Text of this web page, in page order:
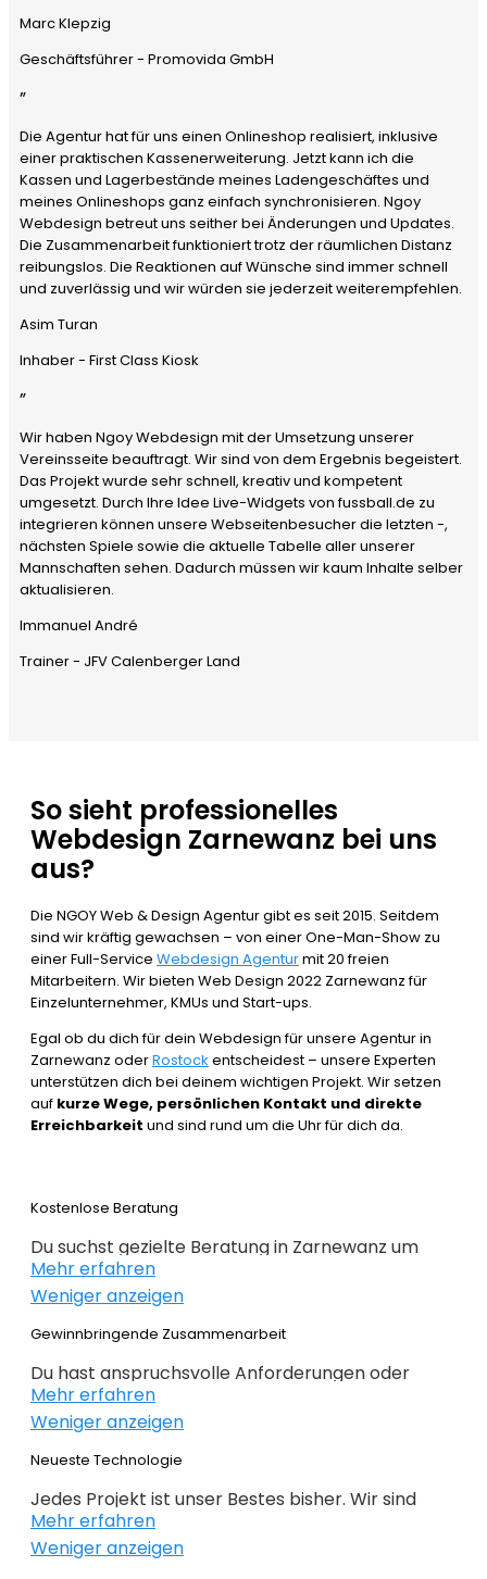
Marc Klepzig
Geschäftsführer - Promovida GmbH
”
Die Agentur hat für uns einen Onlineshop realisiert, inklusive
einer praktischen Kassenerweiterung. Jetzt kann ich die
Kassen und Lagerbestände meines Ladengeschäftes und
meines Onlineshops ganz einfach synchronisieren. Ngoy
Webdesign betreut uns seither bei Änderungen und Updates.
Die Zusammenarbeit funktioniert trotz der räumlichen Distanz
reibungslos. Die Reaktionen auf Wünsche sind immer schnell
und zuverlässig und wir würden sie jederzeit weiterempfehlen.
Asim Turan
Inhaber - First Class Kiosk
”
Wir haben Ngoy Webdesign mit der Umsetzung unserer
Vereinsseite beauftragt. Wir sind von dem Ergebnis begeistert.
Das Projekt wurde sehr schnell, kreativ und kompetent
umgesetzt. Durch Ihre Idee Live-Widgets von fussball.de zu
integrieren können unsere Webseitenbesucher die letzten -,
nächsten Spiele sowie die aktuelle Tabelle aller unserer
Mannschaften sehen. Dadurch müssen wir kaum Inhalte selber
aktualisieren.
Immanuel André
Trainer - JFV Calenberger Land
So sieht professionelles
Webdesign Zarnewanz bei uns
aus?
Die NGOY Web & Design Agentur gibt es seit 2015. Seitdem
sind wir kräftig gewachsen – von einer One-Man-Show zu
einer Full-Service Webdesign Agenturmit 20 freien
Mitarbeitern. Wir bieten Web Design 2022 Zarnewanz für
Einzelunternehmer, KMUs und Start-ups.
Egal ob du dich für dein Webdesign für unsere Agentur in
Zarnewanz oderRostock entscheidest – unsere Experten
unterstützen dich bei deinem wichtigen Projekt. Wir setzen
auf kurze Wege, persönlichen Kontakt und direkte
Erreichbarkeit und sind rund um die Uhr für dich da.
Kostenlose Beratung
Du suchst gezielte Beratung in Zarnewanz um
erfolgreich im Webdesign 2022 zu sein. Wir
beraten dich kostenlos und individuell zu
Webdesign, E-Commerce,
was mit Internet zu tun hat. Du weißt noch nicht
genau wo du bei deiner Online Präsenz anfangen
sollst oder wie es weitergeht, dann bist du genau
bei derrichtigen Agentur
gebracht – nichts unnötiges!
Mehr erfahren
Weniger anzeigen
Gewinnbringende Zusammenarbeit
Du hast anspruchsvolle Anforderungen oder
Ideen und du hast genaue Ziele definiert, die du
erreichen willst? Gemeinsam mit dir planen,
konzipieren und realieren wir dein Projekt. Beim
Zufall. Keine intransparente Planung – nur
gewinnbringende Lösungen. Profitieren Sie von
unserer langjährigen Erfahrung!
Mehr erfahren
Weniger anzeigen
Neueste Technologie
Jedes Projekt ist unser Bestes bisher. Wir sind
immer auf der Suche nach noch besseren
Lösungen für deine geschäftlichen
Mehr erfahren
Weniger anzeigen